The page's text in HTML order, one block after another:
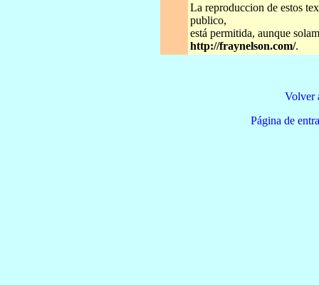
La reproduccion de estos
publico,
está permitida, aunque
http://fraynelson.com/.
Volver
Página de